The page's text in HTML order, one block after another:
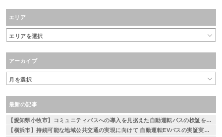
エリア
アーカイブ
最新の記事
【愛知県小牧市】コミュニティバスへの導入を見据えた自動運転バスの検証を実施
【横浜市】持続可能な地域公共交通の実現に向けて 自動運転EVバスの実証実験を実施 ～相鉄線二俣川駅から左近山団地間を運行～